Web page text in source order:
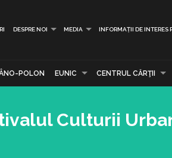
DESPRE NOI MEDIA INFORMAȚII DE INTERES
POLON EUNIC CENTRUL CĂRŢII
Culturii